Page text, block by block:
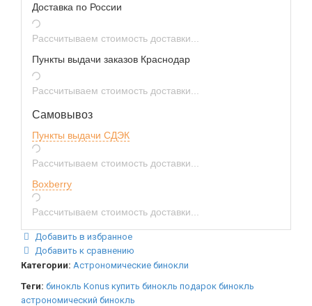
Доставка по России
Рассчитываем стоимость доставки...
Пункты выдачи заказов Краснодар
Рассчитываем стоимость доставки...
Самовывоз
Пункты выдачи СДЭК
Рассчитываем стоимость доставки...
Boxberry
Рассчитываем стоимость доставки...
Добавить в избранное
Добавить к сравнению
Категории: Астрономические бинокли
Теги: бинокль Konus купить бинокль подарок бинокль
астрономический бинокль